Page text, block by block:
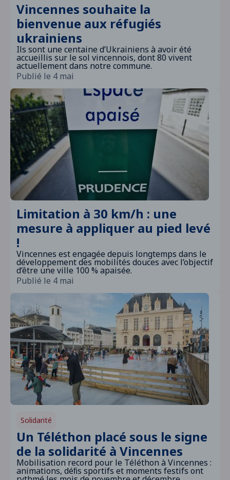
Vincennes souhaite la
bienvenue aux réfugiés
ukrainiens
Ils sont une centaine d’Ukrainiens à avoir été
accueillis sur le sol vincennois, dont 80 vivent
actuellement dans notre commune.
Publié le 4 mai
Limitation à 30 km/h : une
mesure à appliquer au pied levé
!
Vincennes est engagée depuis longtemps dans le
développement des mobilités douces avec l’objectif
d’être une ville 100 % apaisée.
Publié le 4 mai
Solidarité
Un Téléthon placé sous le signe
de la solidarité à Vincennes
Mobilisation record pour le Téléthon à Vincennes :
animations, déﬁs sportifs et moments festifs ont